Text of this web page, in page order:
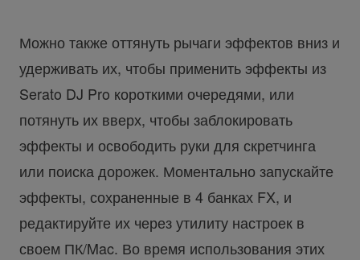
Можно также оттянуть рычаги эффектов вниз и
удерживать их, чтобы применить эффекты из
Serato DJ Pro короткими очередями, или
потянуть их вверх, чтобы заблокировать
эффекты и освободить руки для скретчинга
или поиска дорожек. Моментально запускайте
эффекты, сохраненные в 4 банках FX, и
редактируйте их через утилиту настроек в
своем ПК/Mac. Во время использования этих